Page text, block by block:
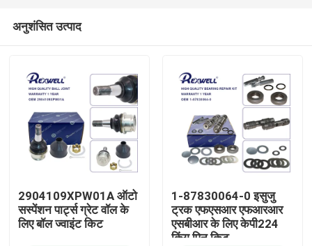
अनुशंसित उत्पाद
2904109XPW01A ऑटो
सस्पेंशन पार्ट्स ग्रेट वॉल के
लिए बॉल ज्वाइंट किट
1-87830064-0 इसुजु
ट्रक एफएसआर एफआरआर
एसबीआर के लिए केपी224
किंग पिन किट